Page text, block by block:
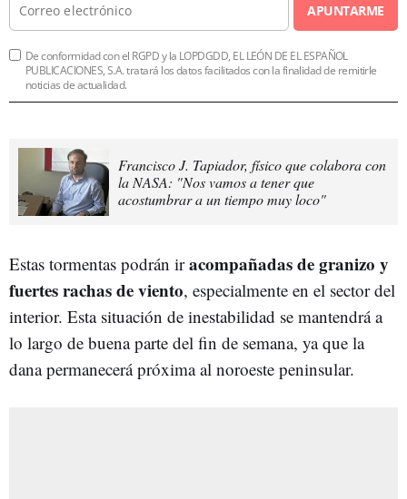
APUNTARME
De conformidad con el RGPD y la LOPDGDD, EL LEÓN DE EL ESPAÑOL
PUBLICACIONES, S.A. tratará los datos facilitados con la finalidad de remitirle
noticias de actualidad.
Francisco J. Tapiador, físico que colabora con
la NASA: "Nos vamos a tener que
acostumbrar a un tiempo muy loco"
Estas tormentas podrán iracompañadas de granizo y
fuertes rachas de viento, especialmente en el sector del
interior. Esta situación de inestabilidad se mantendrá a
lo largo de buena parte del fin de semana, ya que la
dana permanecerá próxima al noroeste peninsular.